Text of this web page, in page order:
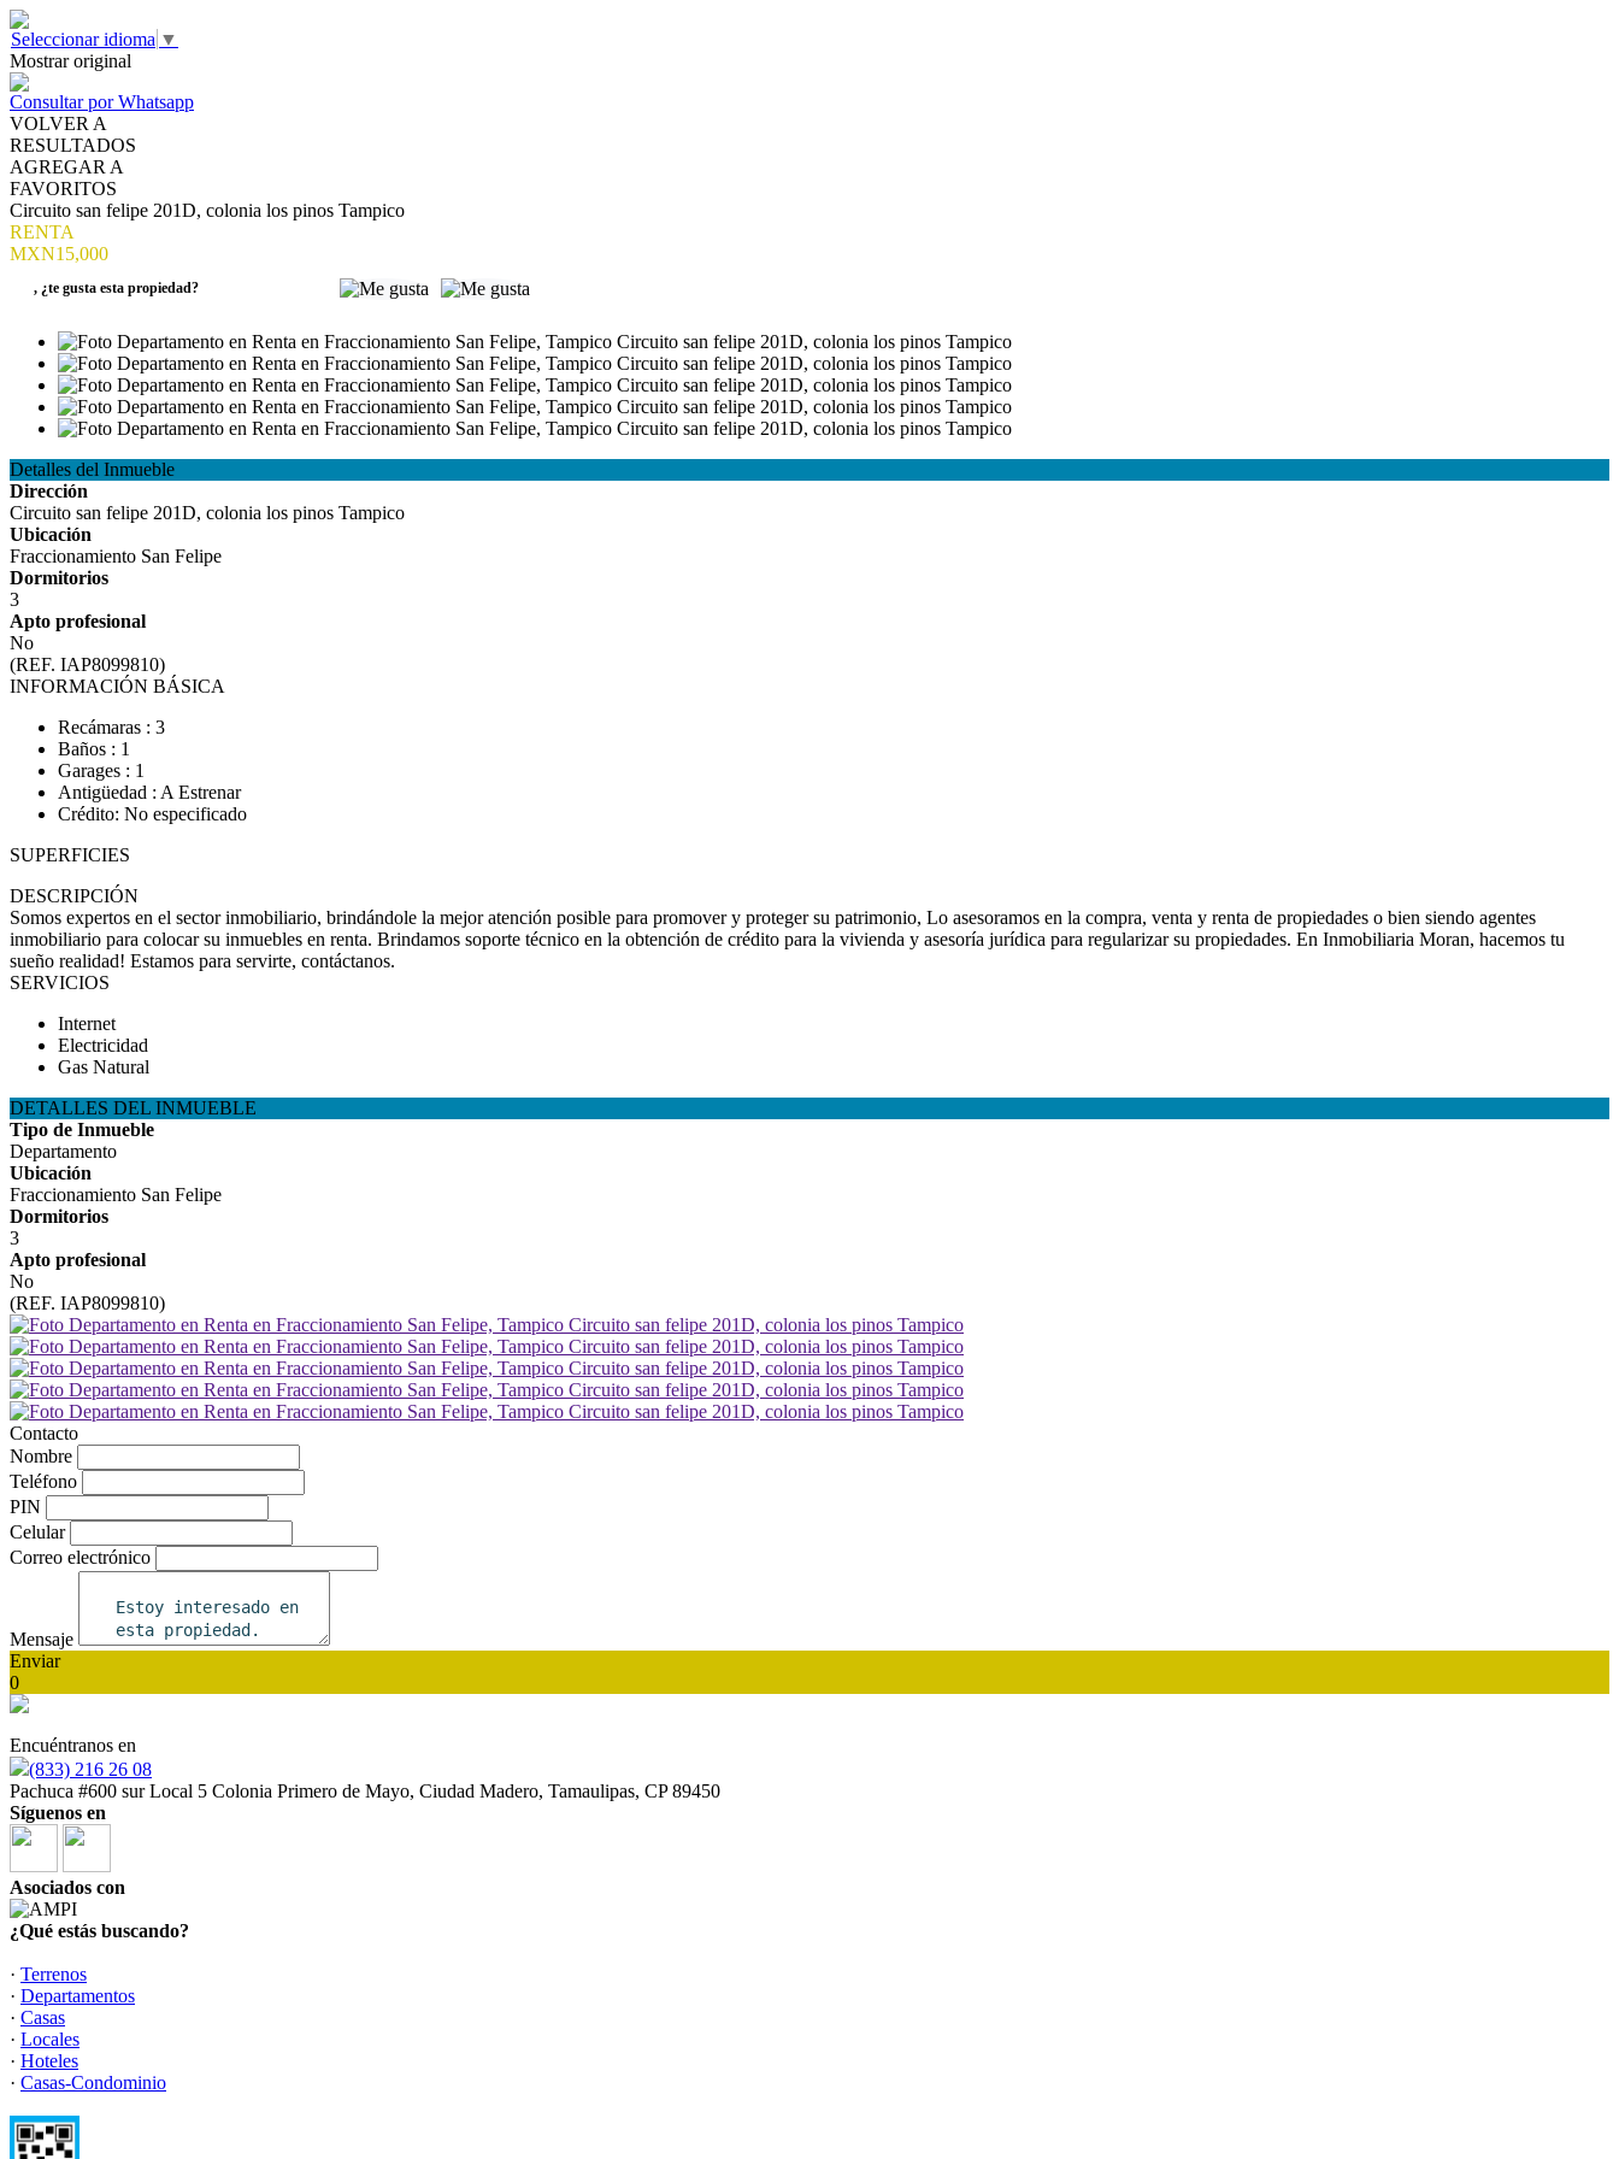
Seleccionar idioma ▼
Mostrar original
Consultar por Whatsapp
VOLVER A
RESULTADOS
AGREGAR A
FAVORITOS
Circuito san felipe 201D, colonia los pinos Tampico
RENTA
MXN15,000
, ¿te gusta esta propiedad?
Detalles del Inmueble
Dirección
Circuito san felipe 201D, colonia los pinos Tampico
Ubicación
Fraccionamiento San Felipe
Dormitorios
3
Apto profesional
No
(REF. IAP8099810)
INFORMACIÓN BÁSICA
Recámaras : 3
Baños : 1
Garages : 1
Antigüedad : A Estrenar
Crédito: No especificado
SUPERFICIES
DESCRIPCIÓN
Somos expertos en el sector inmobiliario, brindándole la mejor atención posible para promover y proteger su patrimonio, Lo asesoramos en la compra, venta y renta de propiedades o bien siendo agentes
inmobiliario para colocar su inmuebles en renta. Brindamos soporte técnico en la obtención de crédito para la vivienda y asesoría jurídica para regularizar su propiedades. En Inmobiliaria Moran, hacemos tu
sueño realidad! Estamos para servirte, contáctanos.
SERVICIOS
Internet
Electricidad
Gas Natural
DETALLES DEL INMUEBLE
Tipo de Inmueble
Departamento
Ubicación
Fraccionamiento San Felipe
Dormitorios
3
Apto profesional
No
(REF. IAP8099810)
Contacto
Nombre
Teléfono
PIN
Celular
Correo electrónico
Mensaje
Enviar
0
Encuéntranos en
(833) 216 26 08
Pachuca #600 sur Local 5 Colonia Primero de Mayo, Ciudad Madero, Tamaulipas, CP 89450
Síguenos en
Asociados con
¿Qué estás buscando?
· Terrenos
· Departamentos
· Casas
· Locales
· Hoteles
· Casas-Condominio